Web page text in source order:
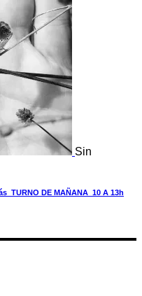
Sin
DE MAÑANA_10 A 13h